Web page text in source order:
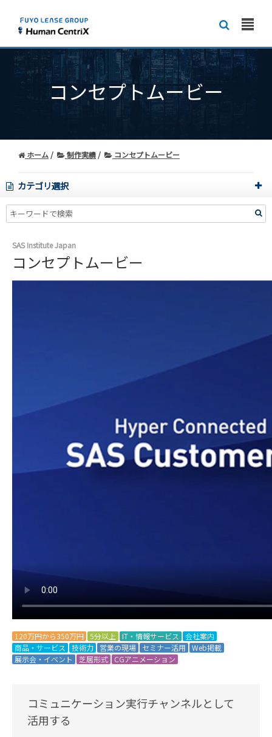
コンセプトムービー
ホーム 制作実績 コンセプトムービー
カテゴリ選択
SAS Institute Japan
コンセプトムービー
120万円から350万円 5分以上 IT・情報サービス
会社案内
商品・サービス
技術力 営業の現場 セミナー活用
Web掲載
展示会・イベント
芝居形式 CGアニメーション
コミュニケーション実行チャンネルとして
活用する